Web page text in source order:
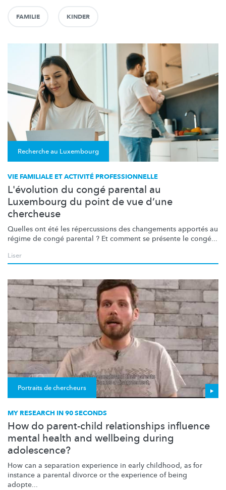
FAMILIE KINDER
Recherche au Luxembourg
VIE FAMILIALE ET ACTIVITÉ PROFESSIONNELLE
L'évolution du congé parental au
Luxembourg du point de vue d’une
chercheuse
Quelles ont été les répercussions des changements apportés au
régime de congé parental ? Et comment se présente le congé...
Liser
Portraits de chercheurs
MY RESEARCH IN 90 SECONDS
How do parent-child relationships influence
mental health and wellbeing during
adolescence?
How can a separation experience in early childhood, as for
instance a parental divorce or the experience of being
adopte...